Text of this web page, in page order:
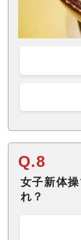
Q.8
女子新体
れ？